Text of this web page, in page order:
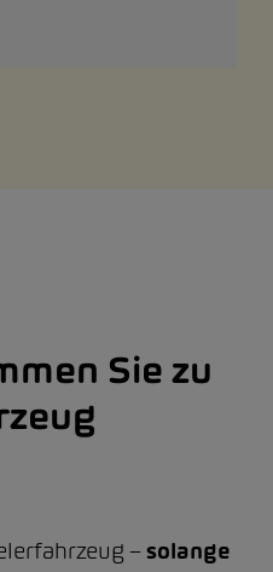
Sie zu
– solange